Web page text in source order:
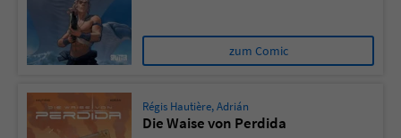
zum Comic
Régis Hautière,Adrián
Die Waise von Perdida